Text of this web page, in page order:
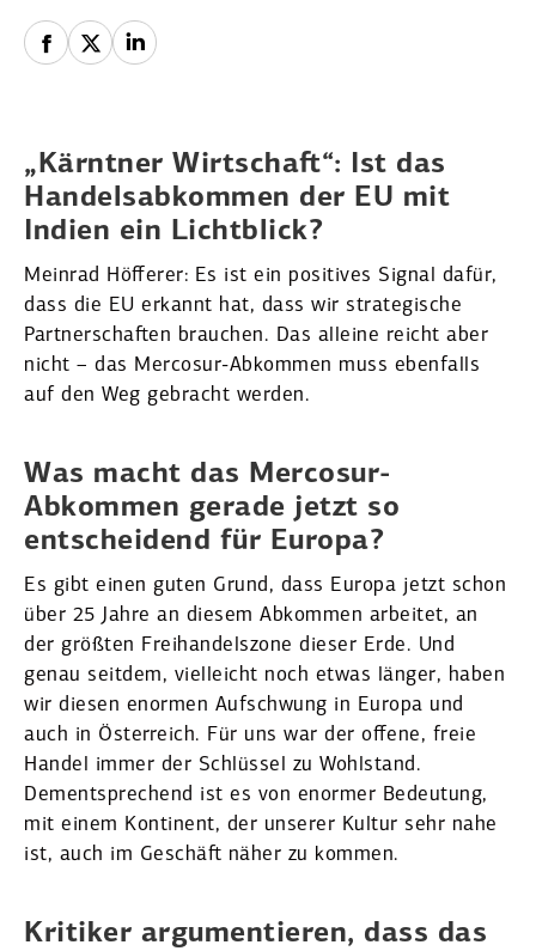
„Kärntner Wirtschaft“: Ist das
Handels­ab­kommen der EU mit
Indien ein Licht­blick?
Meinrad Höfferer: Es ist ein positives Signal dafür,
dass die EU erkannt hat, dass wir strate­gische
Partner­schaften brauchen. Das alleine reicht aber
nicht – das Mercosur-Abkommen muss ebenfalls
auf den Weg gebracht werden.
Was macht das Mercosur-
Abkommen gerade jetzt so
entscheidend für Europa?
Es gibt einen guten Grund, dass Europa jetzt schon
über 25 Jahre an diesem Abkommen arbeitet, an
der größten Freihan­delszone dieser Erde. Und
genau seitdem, vielleicht noch etwas länger, haben
wir diesen enormen Aufschwung in Europa und
auch in Öster­reich. Für uns war der offene, freie
Handel immer der Schlüssel zu Wohlstand.
Dementspre­chend ist es von enormer Bedeutung,
mit einem Kontinent, der unserer Kultur sehr nahe
ist, auch im Geschäft näher zu kommen.
Kritiker argumen­tieren, dass das